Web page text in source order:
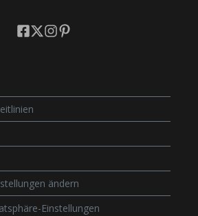
ändern
Einstellungen